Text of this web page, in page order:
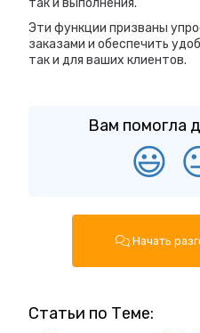
так и выполнения.
Эти функции призваны
заказами и обеспечить
так и для ваших клиентов.
Вам помогла
😃
Начать
Статьи по Теме: